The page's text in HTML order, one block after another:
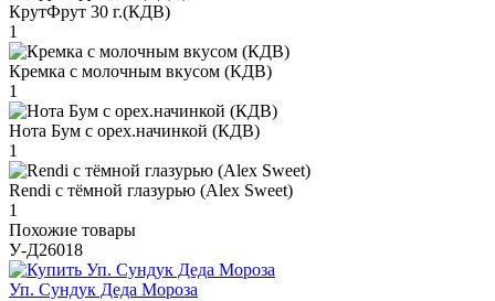
КрутФрут 30 г.(КДВ)
1
Кремка с молочным вкусом (КДВ)
1
Нота Бум с орех.начинкой (КДВ)
1
Rendi с тёмной глазурью (Alex Sweet)
1
Похожие товары
У-Д26018
Уп. Сундук Деда Мороза